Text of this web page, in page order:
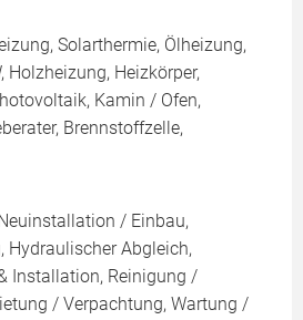
Solarthermie, Ölheizung,
Holzheizung, Heizkörper,
Kamin / Ofen,
Brennstoffzelle,
/ Einbau,
Hydraulischer Abgleich,
Installation, Reinigung /
/ Verpachtung, Wartung /